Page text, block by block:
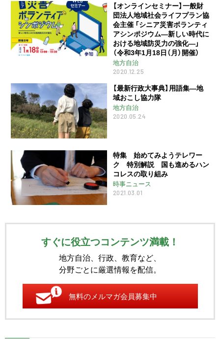
【オンラインセミナー】一般財
団法人地域社会ライフプラン協
会主催 「シニア災害ボランティ
アシンポジウム―新しい時代に
おける地域防災力の強化―」
（令和3年1月18日（月）開催）
地方自治
2020.12.25
【最新行政大事典】用語集―地
域おこし協力隊
地方自治
2020.05.24
特集 始めてみようテレワー
ク 特別解説 国も進めるハン
コレスの取り組み
時事ニュース
2021.03.01
すぐに役立つコンテンツ満載！
地方自治、行政、教育など、
分野ごとに厳選情報を配信。
無料のメルマガ会員募集中